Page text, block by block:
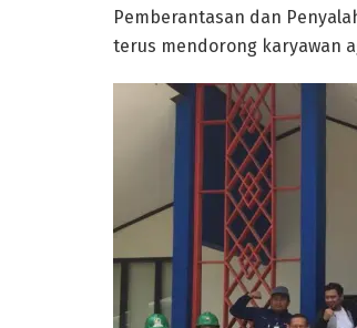
Pemberantasan dan
terus mendorong karyawan